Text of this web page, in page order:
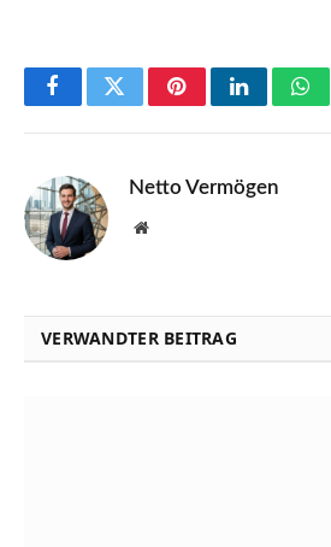
FacebookTwitterPinterestLinkedIn
Netto Vermögen
Website
VERWANDTER BEITRAG